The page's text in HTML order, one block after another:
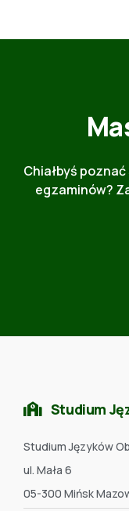
Chiałbyś
egzaminów?
Studium
Studium Języków
ul. Mała 6
05-300 Mińsk